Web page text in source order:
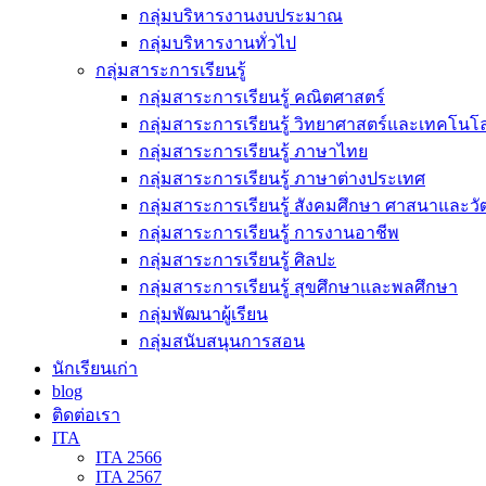
กลุ่มบริหารงานงบประมาณ
กลุ่มบริหารงานทั่วไป
กลุ่มสาระการเรียนรู้
กลุ่มสาระการเรียนรู้ คณิตศาสตร์
กลุ่มสาระการเรียนรู้ วิทยาศาสตร์และเทคโนโ
กลุ่มสาระการเรียนรู้ ภาษาไทย
กลุ่มสาระการเรียนรู้ ภาษาต่างประเทศ
กลุ่มสาระการเรียนรู้ สังคมศึกษา ศาสนาและ
กลุ่มสาระการเรียนรู้ การงานอาชีพ
กลุ่มสาระการเรียนรู้ ศิลปะ
กลุ่มสาระการเรียนรู้ สุขศึกษาและพลศึกษา
กลุ่มพัฒนาผู้เรียน
กลุ่มสนับสนุนการสอน
นักเรียนเก่า
blog
ติดต่อเรา
ITA
ITA 2566
ITA 2567